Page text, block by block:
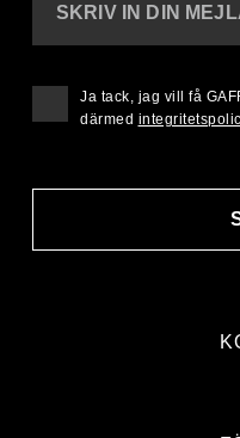
SKRIV IN DIN
Ja tack, jag vill få
därmed